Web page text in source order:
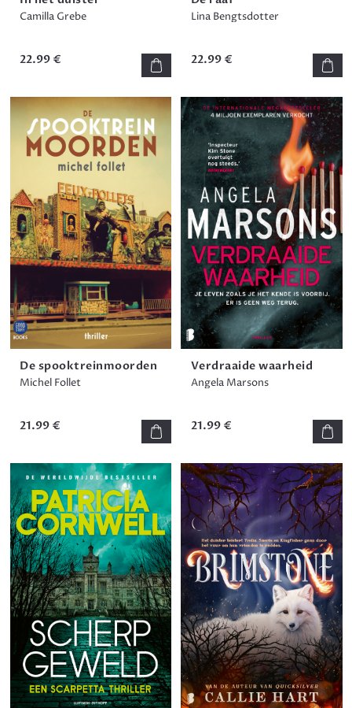
Camilla Grebe
22.99 €
Lina Bengtsdotter
22.99 €
De spooktreinmoorden
Michel Follet
21.99 €
Verdraaide waarheid
Angela Marsons
21.99 €